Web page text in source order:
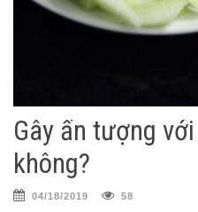
Gây ấn tượng
không?
04/18/2019 58